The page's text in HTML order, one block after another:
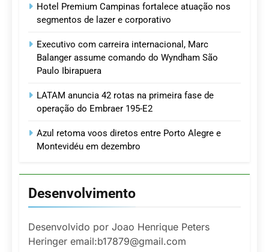
Hotel Premium Campinas fortalece atuação nos
segmentos de lazer e corporativo
Executivo com carreira internacional, Marc
Balanger assume comando do Wyndham São
Paulo Ibirapuera
LATAM anuncia 42 rotas na primeira fase de
operação do Embraer 195-E2
Azul retoma voos diretos entre Porto Alegre e
Montevidéu em dezembro
Desenvolvimento
Desenvolvido por Joao Henrique Peters
Heringer email:b17879@gmail.com